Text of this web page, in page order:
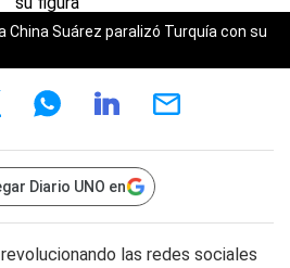
Suárez paralizó Turquía con su
Diario UNO en
las redes sociales